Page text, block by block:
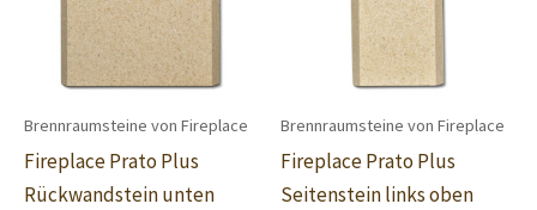
Brennraumsteine von Fireplace
Fireplace Prato Plus
Rückwandstein unten
Brennraumsteine von Fireplace
Fireplace Prato Plus
Seitenstein links oben